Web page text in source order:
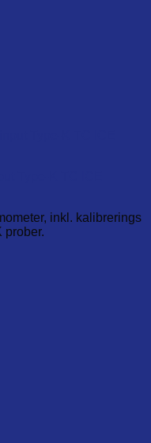
inkl. kalibrerings
prober.